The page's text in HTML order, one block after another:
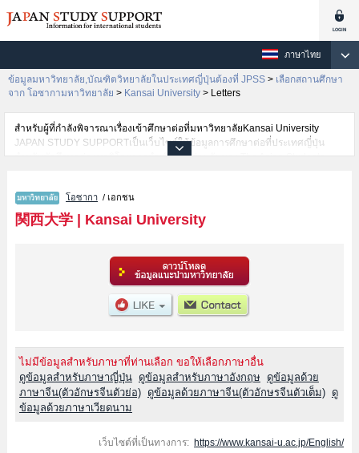
ภาษาไทย
ข้อมูลมหาวิทยาลัย,บัณฑิตวิทยาลัยในประเทศญี่ปุ่นต้องที่ JPSS > เลือกสถานศึกษา
จาก โอซากามหาวิทยาลัย > Kansai University > Letters
สำหรับผู้ที่กำลังพิจารณาเรื่องเข้าศึกษาต่อที่มหาวิทยาลัยKansai University
JAPAN STUDY SUPPORTเป็นเว็บไซต์ให้ข้อมูลการศึกษาต่อที่ประเทศญี่ปุ่น
สำหรับนักศึกษาต่างชาติโดยการดำเนินงานร่วมกันของ The Asian Students
and Cultural Program Preparatory Course (Bekka)หรือคณะLettersหรือ
คณะLawหรือคณะEconomicsหรือคณะBusiness and Commerceหรือ
คณะSociologyหรือคณะPolicy StudiesหรือคณะHealth and Well-beingหรือ
คณะEngineering ScienceหรือคณะEnvironmental and Urban
EngineeringหรือคณะChemistry, Materials and Bioengineering ไว้ เป็นต้นไว้
สำหรับผู้ที่ต้องการค้นหาข้อมูลการศึกษาต่อเกี่ยวกับKansai University กรุณาใช้
เว็บไซต์นี้เพื่อการค้นหาข้อมูลตามอัธยาศัย นอกจากนั้นยังมีข้อมูลของสถาบันการ
ศึกษาระดับมหาวิทยาลัย,บัณฑิตวิทยาลัย,วิทยาลัยระดับอนุปริญญา,วิทยาลัย
โอซากา / เอกชน
関西大学| Kansai University
ไม่มีข้อมูลสำหรับภาษาที่ท่านเลือก ขอให้เลือกภาษาอื่น
ดูข้อมูลสำหรับภาษาญี่ปุ่น
ดูข้อมูลสำหรับภาษาอังกฤษ
ดูข้อมูลด้วย
ภาษาจีน(ตัวอักษรจีนตัวย่อ)
ดูข้อมูลด้วยภาษาจีน(ตัวอักษรจีนตัวเต็ม)
ดู
ข้อมูลด้วยภาษาเวียดนาม
เว็บไซต์ที่เป็นทางการ: https://www.kansai-u.ac.jp/English/